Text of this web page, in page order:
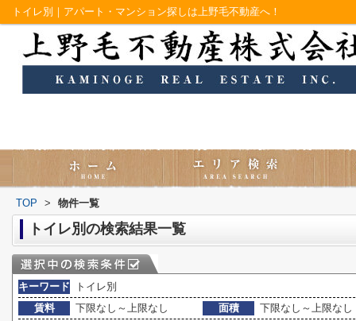
トイレ別｜アパート・マンション探しは上野毛不動産へ！
TOP > 物件一覧
トイレ別の検索結果一覧
キーワード
トイレ別
賃料
下限なし～上限なし 面積
下限なし～上限なし